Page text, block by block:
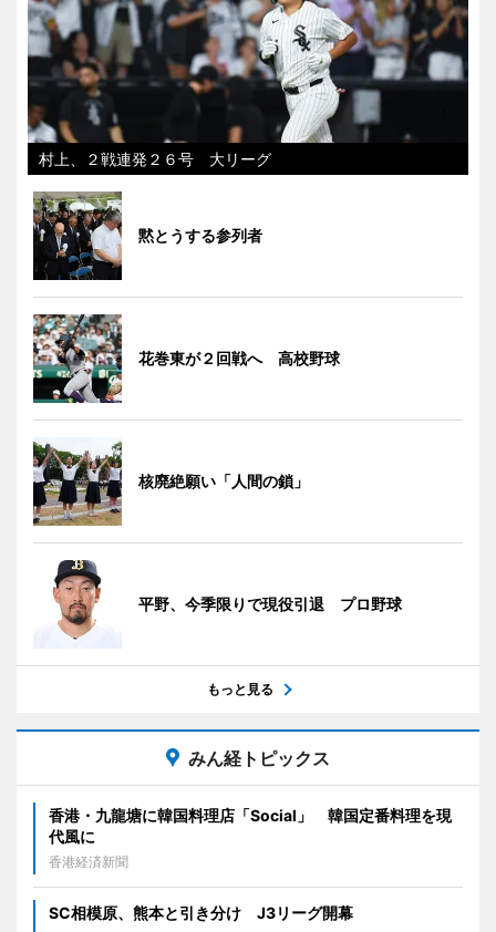
村上、２戦連発２６号 大リーグ
黙とうする参列者
花巻東が２回戦へ 高校野球
核廃絶願い「人間の鎖」
平野、今季限りで現役引退 プロ野球
もっと見る
みん経トピックス
香港・九龍塘に韓国料理店「Social」 韓国定番料理を現
代風に
香港経済新聞
SC相模原、熊本と引き分け J3リーグ開幕